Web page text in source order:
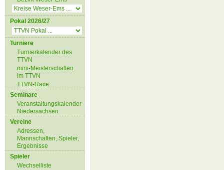
Pokal 2026/27
Turniere
Turnierkalender des
TTVN
mini-Meisterschaften
im TTVN
TTVN-Race
Seminare
Veranstaltungskalender
Niedersachsen
Vereine
Adressen,
Mannschaften, Spieler,
Ergebnisse
Spieler
Wechselliste